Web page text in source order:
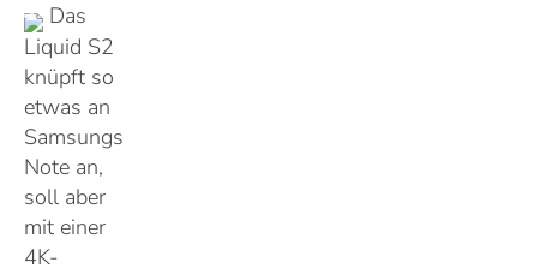
Das
Liquid S2
knüpft so
etwas an
Samsungs
Note an,
soll aber
mit einer
4K-